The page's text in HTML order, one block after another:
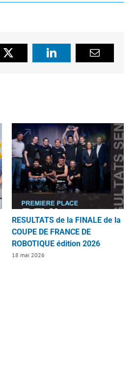
X LinkedIn Email
RESULTATS de la FINALE de la
COUPE DE FRANCE DE
ROBOTIQUE édition 2026
18 mai 2026